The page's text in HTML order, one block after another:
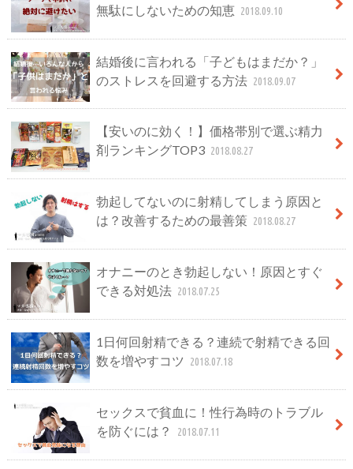
無駄にしないための知恵 2018.09.10
結婚後に言われる「子どもはまだか？」
のストレスを回避する方法 2018.09.07
【安いのに効く！】価格帯別で選ぶ精力
剤ランキングTOP3 2018.08.27
勃起してないのに射精してしまう原因と
は？改善するための最善策 2018.08.27
オナニーのとき勃起しない！原因とすぐ
できる対処法 2018.07.25
1日何回射精できる？連続で射精できる回
数を増やすコツ
2018.07.18
セックスで貧血に！性行為時のトラブル
を防ぐには？
2018.07.11